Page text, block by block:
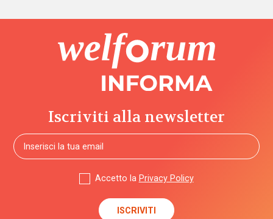
Iscriviti alla newsletter
Accetto la Privacy Policy